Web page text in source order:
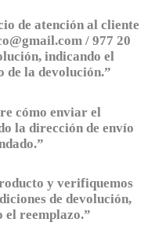
de atención al cliente
/ 977 20
indicando el
de la devolución.”
cómo enviar el
la dirección de envío
y verifiquemos
de devolución,
el reemplazo.”